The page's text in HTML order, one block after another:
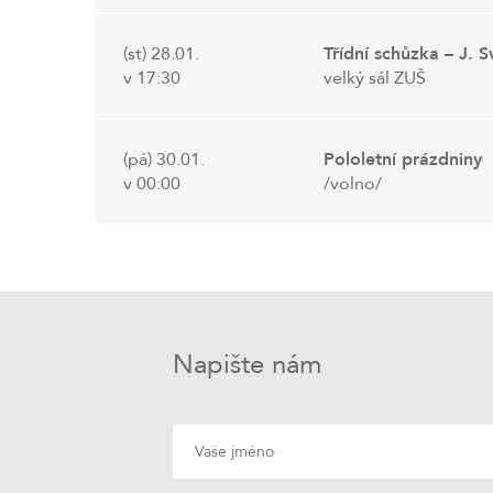
(st) 28.01.
v 17:30
Třídní schůzka – J.
velký sál ZUŠ
(pá) 30.01.
v 00:00
Pololetní prázdniny
/volno/
Napište nám